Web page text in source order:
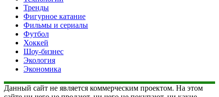
Тренды
Фигурное катание
Фильмы и сериалы
Футбол
Хоккей
Шоу-бизнес
Экология
Экономика
Данный сайт не является коммерческим проектом. На этом